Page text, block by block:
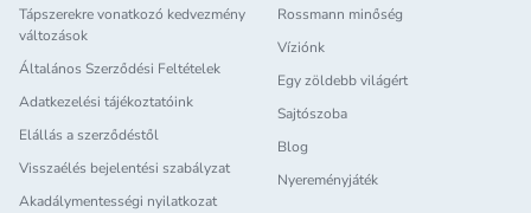
Tápszerekre vonatkozó kedvezmény
változások
Általános Szerződési Feltételek
Adatkezelési tájékoztatóink
Elállás a szerződéstől
Visszaélés bejelentési szabályzat
Akadálymentességi nyilatkozat
Rossmann minőség
Víziónk
Egy zöldebb világért
Sajtószoba
Blog
Nyereményjáték